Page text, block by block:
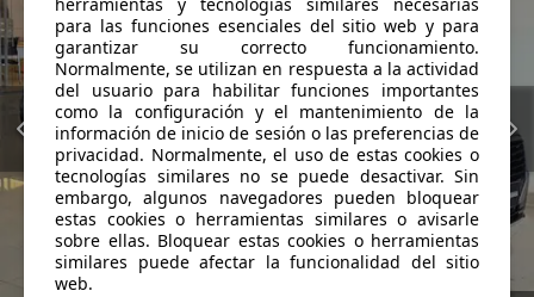
para las funciones esenciales del sitio web y para
garantizar su correcto funcionamiento.
Normalmente, se utilizan en respuesta a la actividad
del usuario para habilitar funciones importantes
como la configuración y el mantenimiento de la
información de inicio de sesión o las preferencias de
privacidad. Normalmente, el uso de estas cookies o
tecnologías similares no se puede desactivar. Sin
embargo, algunos navegadores pueden bloquear
estas cookies o herramientas similares o avisarle
sobre ellas. Bloquear estas cookies o herramientas
similares puede afectar la funcionalidad del sitio
web.